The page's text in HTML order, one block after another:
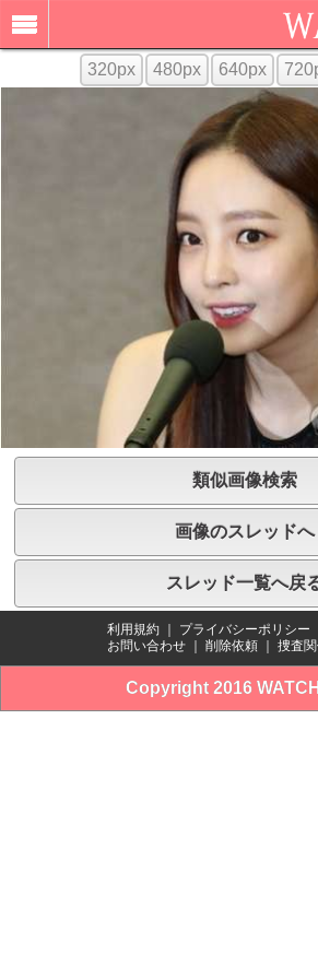
320px 480px 640px
類似画像検索
画像のスレッドへ
スレッド一覧へ戻
利用規約 ｜ プライバシーポリシー
お問い合わせ ｜ 削除依頼 ｜ 捜査
Copyright 2016